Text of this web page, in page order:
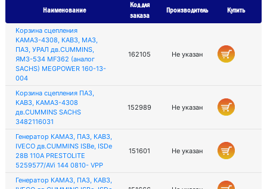
Наименование
Код для
заказа
Производитель Купить
Корзина сцепления
КАМАЗ-4308, КАВЗ, МАЗ,
ПАЗ, УРАЛ дв.CUMMINS,
ЯМЗ-534 MF362 (аналог
SACHS) MEGPOWER 160-13-
004
162105 Не указан
Корзина сцепления ПАЗ,
КАВЗ, КАМАЗ-4308
дв.CUMMINS SACHS
3482116031
152989 Не указан
Генератор КАМАЗ, ПАЗ, КАВЗ,
IVECO дв.CUMMINS ISBe, ISDe
28В 110А PRESTOLITE
5259577/AVi 144 0810- VPP
151601 Не указан
Генератор КАМАЗ, ПАЗ, КАВЗ,